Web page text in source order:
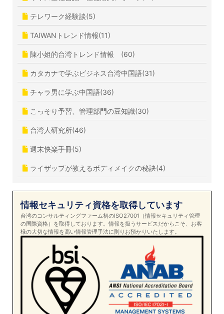
テレワーク経験談(5)
TAIWANトレンド情報(11)
陳小姐的台湾トレンド情報 (60)
カタカナで学ぶビジネス台湾中国語(31)
チャラ男に学ぶ中国語(36)
こっそり予習、管理部門の豆知識(30)
台湾人研究所(46)
週末快楽手冊(5)
ライザップが教えるボディメイクの秘訣(4)
情報セキュリティ資格を取得しています
台湾のコンサルティングファーム初のISO27001（情報セキュリティ管理
の国際資格）を取得しております。情報を扱うサービスだからこそ、お客
様の大切な情報を高い情報管理手法に則りお預かりいたします。